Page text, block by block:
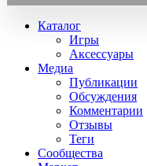
Каталог
Игры
Аксессуары
Медиа
Публикации
Обсуждения
Комментарии
Отзывы
Теги
Сообщества